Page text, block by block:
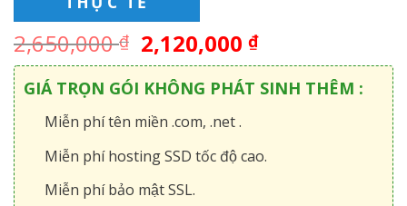
2,650,000₫ 2,120,000₫
GIÁ TRỌN GÓI KHÔNG PHÁT SINH THÊM :
Miễn phí tên miền .com, .net .
Miễn phí hosting SSD tốc độ cao.
Miễn phí bảo mật SSL.